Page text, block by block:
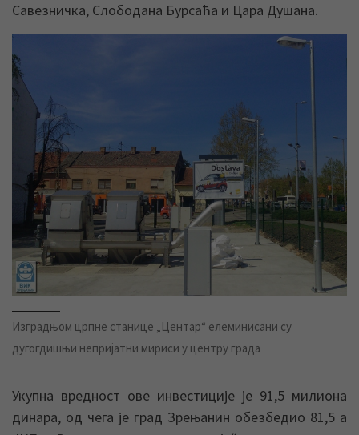
Савезничка, Слободана Бурсаћа и Цара Душана.
Изградњом црпне станице „Центар“ елеминисани су
дугогдишњи непријатни мириси у центру града
Укупна вредност ове инвестиције је 91,5 милиона
динара, од чега је град Зрењанин обезбедио 81,5 а